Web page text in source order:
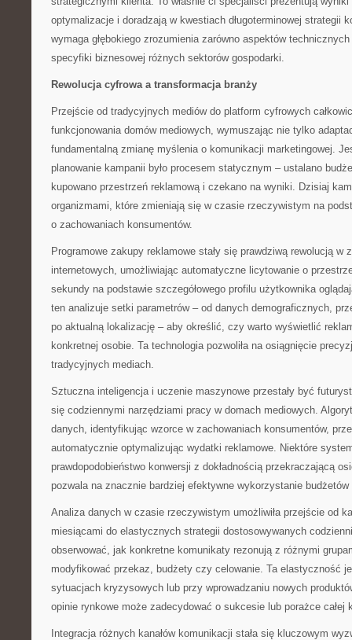
optymalizacje i doradzają w kwestiach długoterminowej strategii
wymaga głębokiego zrozumienia zarówno aspektów
specyfiki biznesowej różnych sektorów gospodarki.
Rewolucja cyfrowa a transformacja branży
Przejście od tradycyjnych mediów do platform cyfrowych
funkcjonowania domów mediowych, wymuszając nie tylko
fundamentalną zmianę myślenia o komunikacji marketingowej.
planowanie kampanii było procesem statycznym – ustalano
kupowano przestrzeń reklamową i czekano na wyniki. Dzisiaj
organizmami, które zmieniają się w czasie rzeczywistym na
o zachowaniach konsumentów.
Programowe zakupy reklamowe stały się prawdziwą rewolucją w
internetowych, umożliwiając automatyczne licytowanie o
sekundy na podstawie szczegółowego profilu użytkownika
ten analizuje setki parametrów – od danych demograficznych,
po aktualną lokalizację – aby określić, czy warto wyświetlić
konkretnej osobie. Ta technologia pozwoliła na osiągnięcie
tradycyjnych mediach.
Sztuczna inteligencja i uczenie maszynowe przestały być
się codziennymi narzędziami pracy w domach mediowych.
danych, identyfikując wzorce w zachowaniach konsumentów,
automatycznie optymalizując wydatki reklamowe. Niektóre
prawdopodobieństwo konwersji z dokładnością przekraczającą
pozwala na znacznie bardziej efektywne wykorzystanie
Analiza danych w czasie rzeczywistym umożliwiła przejście od
miesiącami do elastycznych strategii dostosowywanych
obserwować, jak konkretne komunikaty rezonują z różnymi
modyfikować przekaz, budżety czy celowanie. Ta elastyczność
sytuacjach kryzysowych lub przy wprowadzaniu nowych
opinie rynkowe może zadecydować o sukcesie lub porażce całej
Integracja różnych kanałów komunikacji stała się kluczowym